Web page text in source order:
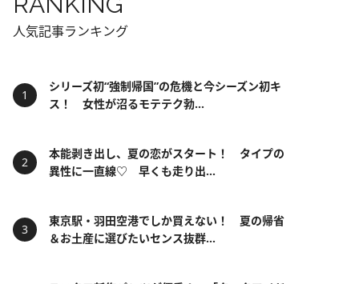
人気記事ランキング
シリーズ初“強制帰国”の危機と今シーズン初キ
ス！ 女性が沼るモテテク勃...
本能剥き出し、夏の恋がスタート！ タイプの
異性に一直線♡ 早くも走り出...
東京駅・羽田空港でしか買えない！ 夏の帰省
＆お土産に選びたいセンス抜群...